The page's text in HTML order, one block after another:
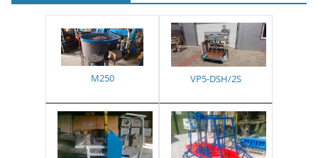
M250 VP5-DSH/2S